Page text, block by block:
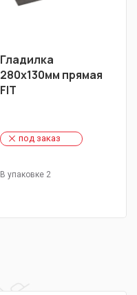
Гладилка
280х130мм прямая
FIT
под заказ
В упаковке 2